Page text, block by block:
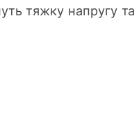
тяжку напругу